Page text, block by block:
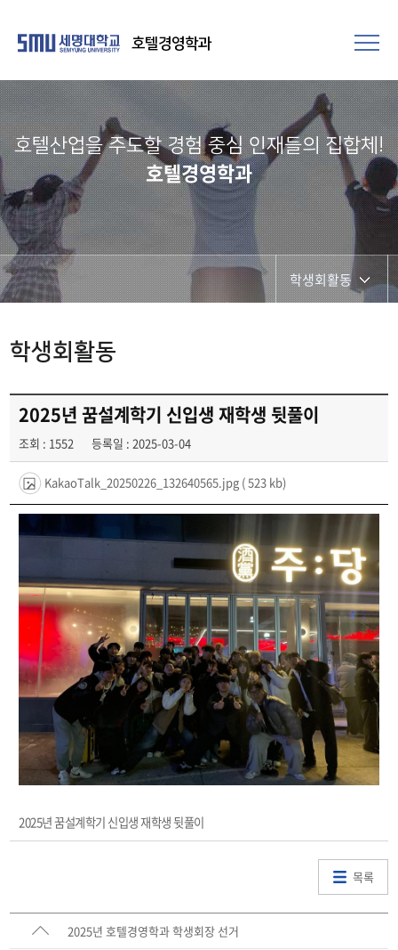
호텔경영학과
호텔산업을 주도할 경험 중심 인재들의 집합체!​
호텔경영학과
학생회활동
학과동아리
학생회활동
2025년 꿈설계학기 신입생 재학생 뒷풀이
조회 : 1552 등록일 : 2025-03-04
KakaoTalk_20250226_132640565.jpg ( 523 kb)
2025년 꿈설계학기 신입생 재학생 뒷풀이
목록
2025년 호텔경영학과 학생회장 선거